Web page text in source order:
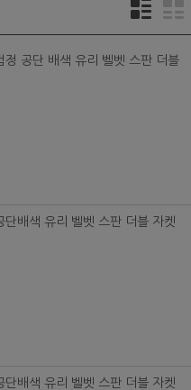
정 공단 배색 유리 벨벳 스판 더블
단배색 유리 벨벳 스판 더블 자켓
단배색 유리 벨벳 스판 더블 자켓